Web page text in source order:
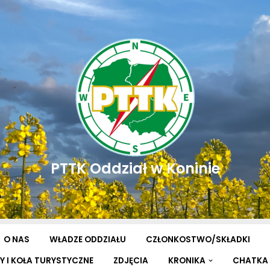
PTTK Oddział w Koninie
O NAS WŁADZE ODDZIAŁU
CZŁONKOSTWO/SKŁADKI
I KOŁA TURYSTYCZNE
ZDJĘCIA KRONIKA CHATKA